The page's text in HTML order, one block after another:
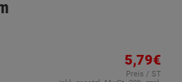
5,79€
Preis / ST